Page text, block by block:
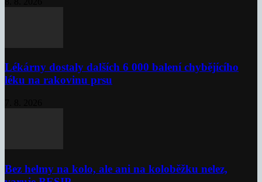
Lékárny dostaly dalších 6 000 balení chybějícího
léku na rakovinu prsu
Bez helmy na kolo, ale ani na koloběžku nelez,